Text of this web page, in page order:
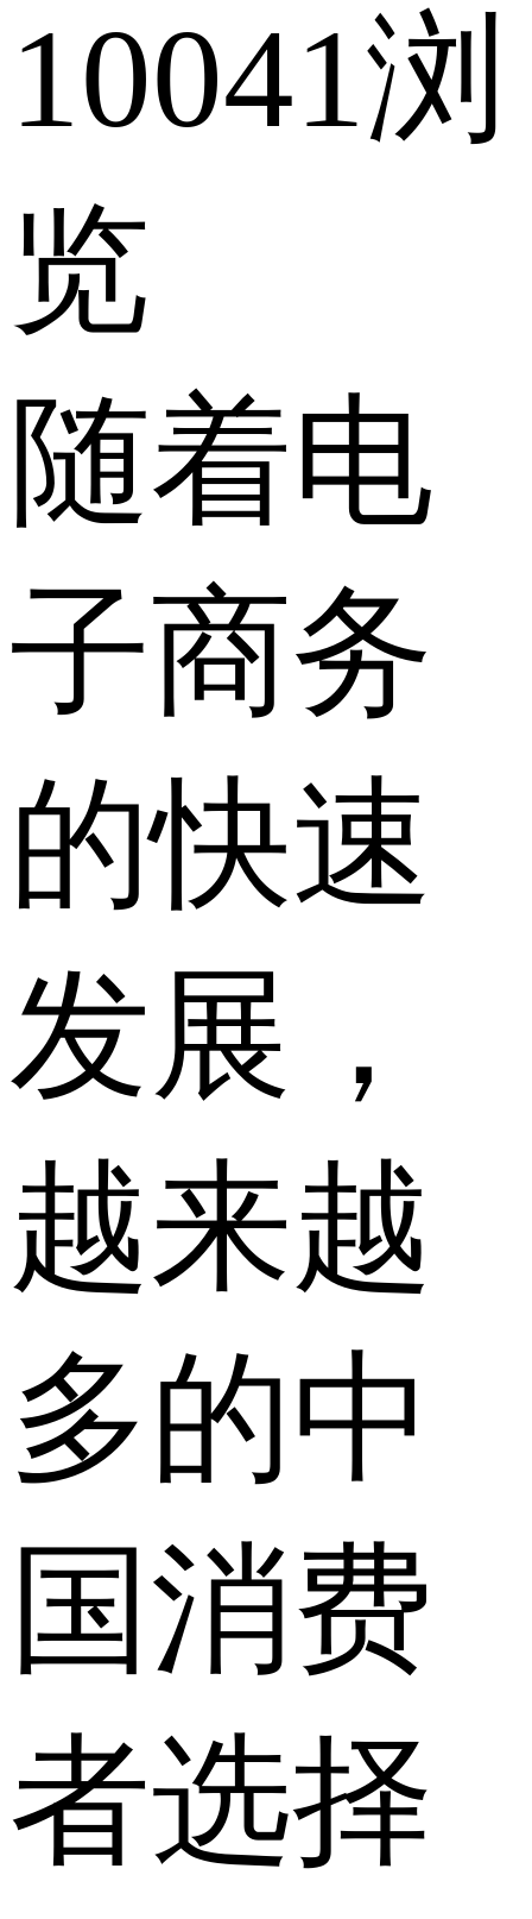
10041浏
览
随着电
子商务
的快速
发展，
越来越
多的中
国消费
者选择